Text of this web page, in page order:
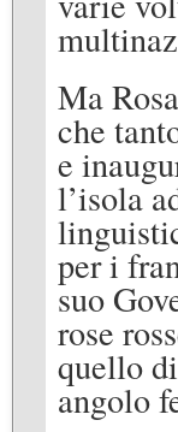
Ma
che
e
l’isola
per i
suo
rose
quello
angolo